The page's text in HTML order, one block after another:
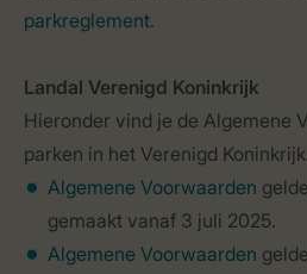
parkreglement.
Landal Verenigd Koninkrijk
Hieronder vind je de Algemene
parken in het Verenigd
Algemene Voorwaarden
gemaakt vanaf 3 juli 2025.
Algemene Voorwaarden